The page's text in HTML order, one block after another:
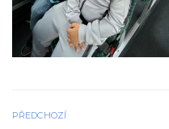
PŘEDCHOZÍ